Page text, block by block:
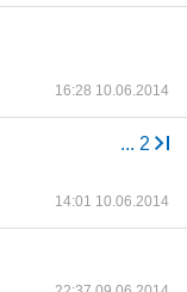
16:28 10.06.2014
... 2
14:01 10.06.2014